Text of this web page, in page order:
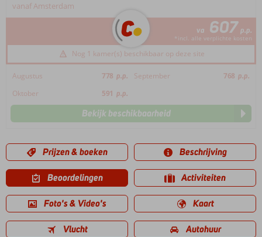
vanaf Amsterdam
va 607 p.p.
*incl. alle verplichte kosten
Nog 1 kamer(s) beschikbaar op deze site
Augustus 778 p.p. September 768 p.p.
Oktober
591 p.p.
Bekijk beschikbaarheid
Prijzen & boeken Beschrijving
Beoordelingen Activiteiten
Foto's & Video's Kaart
Vlucht Autohuur